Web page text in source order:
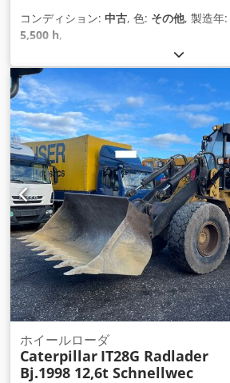
コンディション: 中古, 色: その他, 製造年:
5,500 h,
ホイールローダ
Caterpillar IT28G Radlader
Bj.1998 12,6t Schnellwec